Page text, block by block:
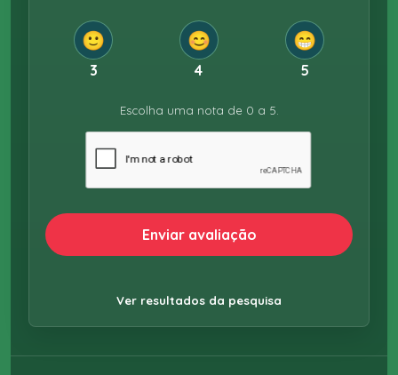
🙂
3
😊
4
😁
5
Escolha uma nota de 0 a 5.
Enviar avaliação
Ver resultados da pesquisa